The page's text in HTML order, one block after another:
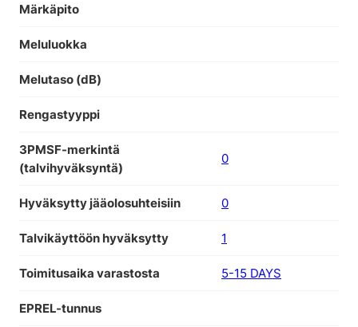
Märkäpito
Meluluokka
Melutaso (dB)
Rengastyyppi
3PMSF-merkintä
(talvihyväksyntä)
0
Hyväksytty jääolosuhteisiin 0
Talvikäyttöön hyväksytty 1
Toimitusaika varastosta 5-15 DAYS
EPREL-tunnus